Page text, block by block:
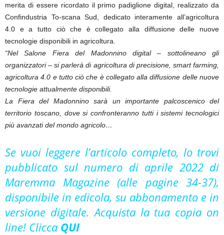
merita di essere ricordato il primo padiglione digital, realizzato da
Confindustria To-scana Sud, dedicato interamente all’agricoltura
4.0 e a tutto ciò che è collegato alla diffusione delle nuove
tecnologie disponibili in agricoltura.
“Nel Salone Fiera del Madonnino digital – sottolineano gli
organizzatori – si parlerà di agricoltura di precisione, smart farming,
agricoltura 4.0 e tutto ciò che è collegato alla diffusione delle nuove
tecnologie attualmente disponibili.
La Fiera del Madonnino sarà un importante palcoscenico del
territorio toscano, dove si confronteranno tutti i sistemi tecnologici
più avanzati del mondo agricolo…
Se vuoi leggere l’articolo completo, lo trovi
pubblicato sul numero di aprile 2022 di
Maremma Magazine (alle pagine 34-37),
disponibile in edicola, su abbonamento e in
versione digitale. Acquista la tua copia on
line! Clicca QUI